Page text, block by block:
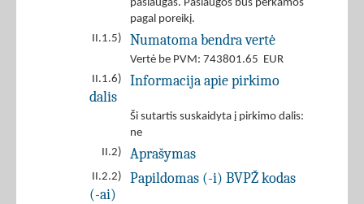
paslaugas. Paslaugos bus perkamos
pagal poreikį.
II.1.5)
Numatoma bendra vertė
Vertė be PVM: 743801.65 EUR
II.1.6)
Informacija apie pirkimo
dalis
Ši sutartis suskaidyta į pirkimo dalis:
ne
II.2)
Aprašymas
II.2.2)
Papildomas (-i) BVPŽ kodas
(-ai)